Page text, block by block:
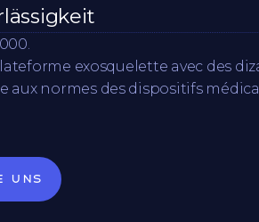
exosquelette avec des
aux normes des dispositifs
uns